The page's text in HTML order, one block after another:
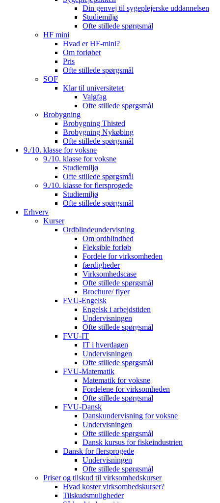
Din genvej til sygeplejerske uddannelsen
Studiemiljø
Ofte stillede spørgsmål
HF mini
Hvad er HF-mini?
Om forløbet
Pris
Ofte stillede spørgsmål
SOF
Klar til universitetet
Valgfag
Ofte stillede spørgsmål
Brobygning
Brobygning Thisted
Brobygning Nykøbing
Ofte stillede spørgsmål
9./10. klasse for voksne
9./10. klasse for voksne
Studiemiljø
Ofte stillede spørgsmål
9./10. klasse for flersprogede
Studiemiljø
Ofte stillede spørgsmål
Erhverv
Kurser
Ordblindeundervisning
Om ordblindhed
Fleksible forløb
Fordele for virksomheden
færdigheder
Virksomhedscase
Ofte stillede spørgsmål
Brochure/ flyer
FVU-Engelsk
Engelsk i arbejdstiden
Undervisningen
Ofte stillede spørgsmål
FVU-IT
IT i hverdagen
Undervisningen
Ofte stillede spørgsmål
FVU-Matematik
Matematik for voksne
Fordelene for virksomheden
Ofte stillede spørgsmål
FVU-Dansk
Danskundervisning for voksne
Undervisningen
Ofte stillede spørgsmål
Dansk kursus for fiskeindustrien
Dansk for flersprogede
Undervisningen
Ofte stillede spørgsmål
Priser og tilskud til virksomhedskurser
Hvad koster virksomhedskurser?
Tilskudsmuligheder